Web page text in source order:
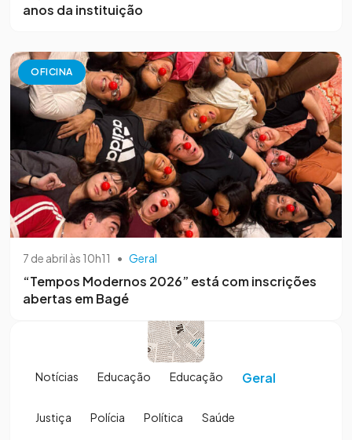
anos da instituição
OFICINA
7 de abril às 10h11 • Geral
“Tempos Modernos 2026” está com inscrições
abertas em Bagé
Notícias Educação Educação Geral
Justiça Polícia Política Saúde